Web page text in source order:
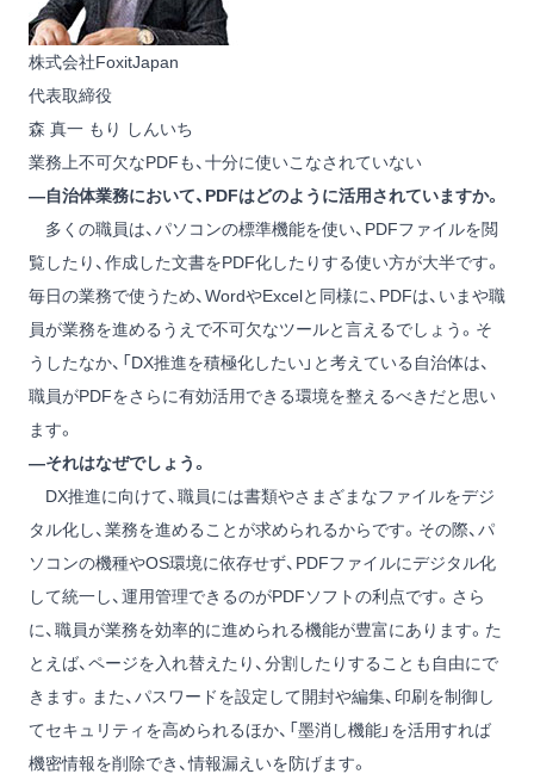
株式会社FoxitJapan
代表取締役
森 真一 もり しんいち
業務上不可欠なPDFも、十分に使いこなされていない
―自治体業務において、PDFはどのように活用されていますか。
多くの職員は、パソコンの標準機能を使い、PDFファイルを閲
覧したり、作成した文書をPDF化したりする使い方が大半です。
毎日の業務で使うため、WordやExcelと同様に、PDFは、いまや職
員が業務を進めるうえで不可欠なツールと言えるでしょう。そ
うしたなか、「DX推進を積極化したい」と考えている自治体は、
職員がPDFをさらに有効活用できる環境を整えるべきだと思い
ます。
―それはなぜでしょう。
DX推進に向けて、職員には書類やさまざまなファイルをデジ
タル化し、業務を進めることが求められるからです。その際、パ
ソコンの機種やOS環境に依存せず、PDFファイルにデジタル化
して統一し、運用管理できるのがPDFソフトの利点です。さら
に、職員が業務を効率的に進められる機能が豊富にあります。た
とえば、ページを入れ替えたり、分割したりすることも自由にで
きます。また、パスワードを設定して開封や編集、印刷を制御し
てセキュリティを高められるほか、「墨消し機能」を活用すれば
機密情報を削除でき、情報漏えいを防げます。